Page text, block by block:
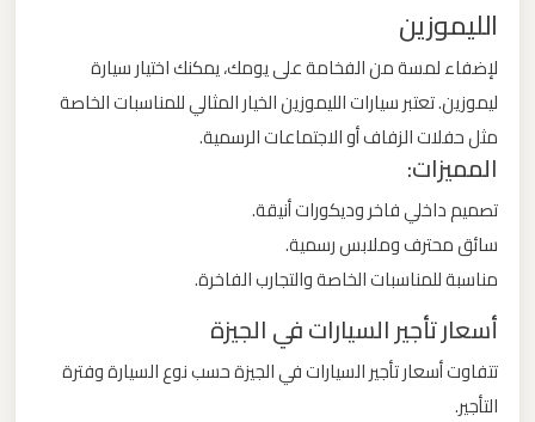
الليموزين
لإضفاء لمسة من الفخامة على يومك، يمكنك اختيار سيارة
ليموزين. تعتبر سيارات الليموزين الخيار المثالي للمناسبات الخاصة
مثل حفلات الزفاف أو الاجتماعات الرسمية.
المميزات:
تصميم داخلي فاخر وديكورات أنيقة.
سائق محترف وملابس رسمية.
مناسبة للمناسبات الخاصة والتجارب الفاخرة.
أسعار تأجير السيارات في الجيزة
تتفاوت أسعار تأجير السيارات في الجيزة حسب نوع السيارة وفترة
التأجير.
العرب
مرسي
مطروح
ليموزين
مطار
العرب
الدولي
ليموزين